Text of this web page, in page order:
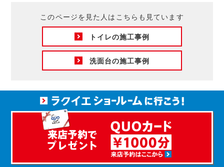
このページを見た人はこちらも見ています
トイレの施工事例
洗面台の施工事例